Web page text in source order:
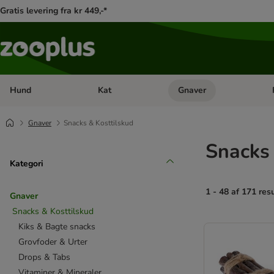
Gratis levering fra kr 449,-*
Hund Åben kategori menu: Hund
Kat Åben kategori menu: Kat
Gnaver
Gnaver Snacks & Kosttilskud
Kategori
Gnaver
Snacks & Kosttilskud
Kiks & Bagte snacks
Grovfoder & Urter
Drops & Tabs
1 - 48 af 171